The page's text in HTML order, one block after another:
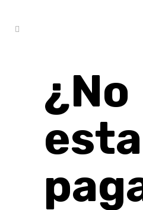
¿No